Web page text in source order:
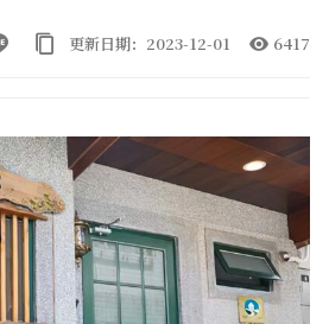
更新日期：2023-12-01 6417